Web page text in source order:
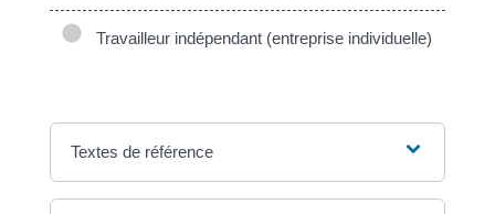
Travailleur indépendant (entreprise individuelle)
Textes de référence